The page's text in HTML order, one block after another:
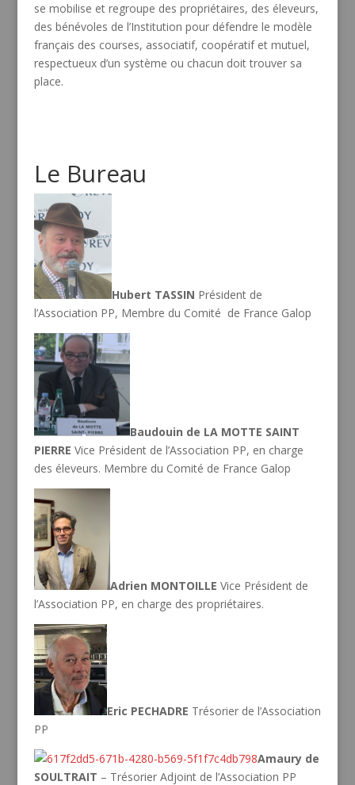
se mobilise et regroupe des propriétaires, des éleveurs,
des bénévoles de l’Institution pour défendre le modèle
français des courses, associatif, coopératif et mutuel,
respectueux d’un système ou chacun doit trouver sa
place.
Le Bureau
Hubert TASSIN Président de
l’Association PP, Membre du Comité de France Galop
Baudouin de LA MOTTE SAINT
PIERRE Vice Président de l’Association PP, en charge
des éleveurs. Membre du Comité de France Galop
Adrien MONTOILLE Vice Président de
l’Association PP, en charge des propriétaires.
Eric PECHADRE Trésorier de l’Association
PP
Amaury de
SOULTRAIT – Trésorier Adjoint de l’Association PP